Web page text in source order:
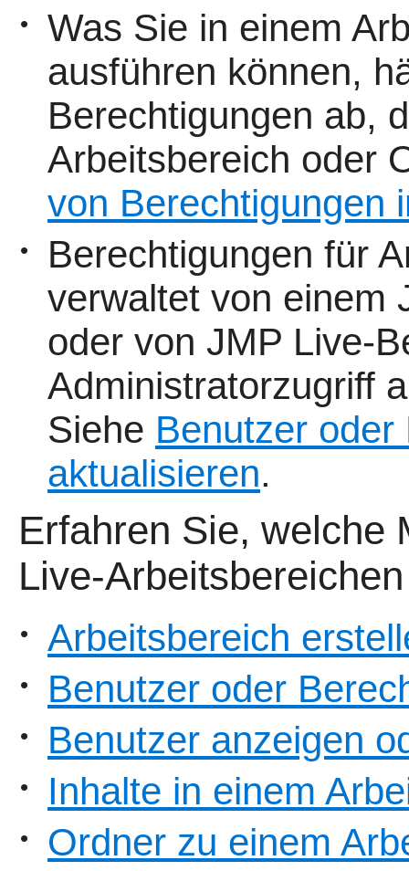
•
Was Sie in einem
ausführen können,
Berechtigungen ab,
Arbeitsbereich oder
von Berechtigungen
•
Berechtigungen für
verwaltet von einem
oder von JMP Live-
Administratorzugriff
Siehe Benutzer
aktualisieren.
Erfahren Sie,
Live-
• Arbeitsbereich
• Benutzer oder
• Benutzer anzeigen
• Inhalte in einem
• Ordner zu einem